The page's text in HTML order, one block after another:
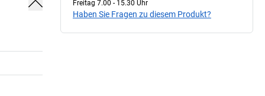
Freitag 7.00 - 15.30 Uhr
Haben Sie Fragen zu diesem Produkt?